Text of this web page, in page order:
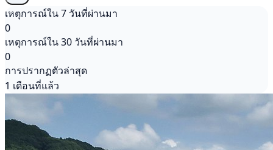
เหตุการณ์ใน 7 วันที่ผ่านมา
0
เหตุการณ์ใน 30 วันที่ผ่านมา
0
การปรากฏตัวล่าสุด
1 เดือนที่แล้ว